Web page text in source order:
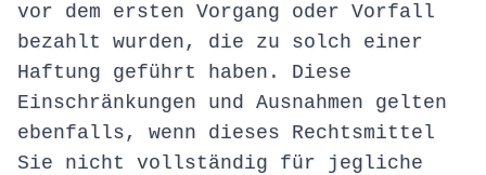
vor dem ersten Vorgang oder Vorfall
bezahlt wurden, die zu solch einer
Haftung geführt haben. Diese
Einschränkungen und Ausnahmen gelten
ebenfalls, wenn dieses Rechtsmittel
Sie nicht vollständig für jegliche